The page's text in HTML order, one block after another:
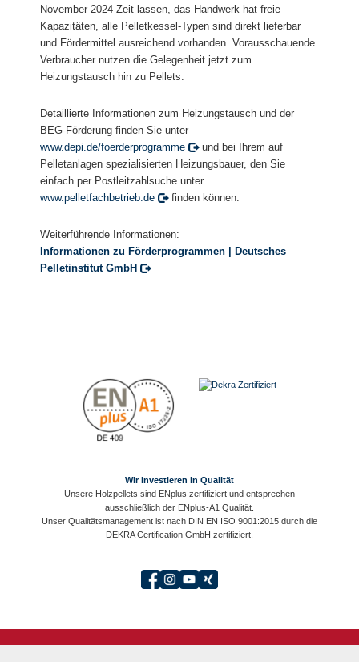
November 2024 Zeit lassen, das Handwerk hat freie
Kapazitäten, alle Pelletkessel-Typen sind direkt lieferbar
und Fördermittel ausreichend vorhanden. Vorausschauende
Verbraucher nutzen die Gelegenheit jetzt zum
Heizungstausch hin zu Pellets.
Detaillierte Informationen zum Heizungstausch und der
BEG-Förderung finden Sie unter
www.depi.de/foerderprogramme
und bei Ihrem auf
Pelletanlagen spezialisierten Heizungsbauer, den Sie
einfach per Postleitzahlsuche unter
www.pelletfachbetrieb.de
finden können.
Weiterführende Informationen:
Informationen zu Förderprogrammen | Deutsches
Pelletinstitut GmbH
Wir investieren in Qualität
Unsere Holzpellets sind ENplus zertifiziert und entsprechen
ausschließlich der ENplus-A1 Qualität.
Unser Qualitätsmanagement ist nach DIN EN ISO 9001:2015 durch die
DEKRA Certification GmbH zertifiziert.